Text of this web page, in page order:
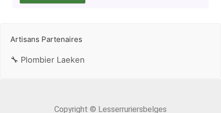
Artisans Partenaires
🔧 Plombier Laeken
Copyright © Lesserruriersbelges